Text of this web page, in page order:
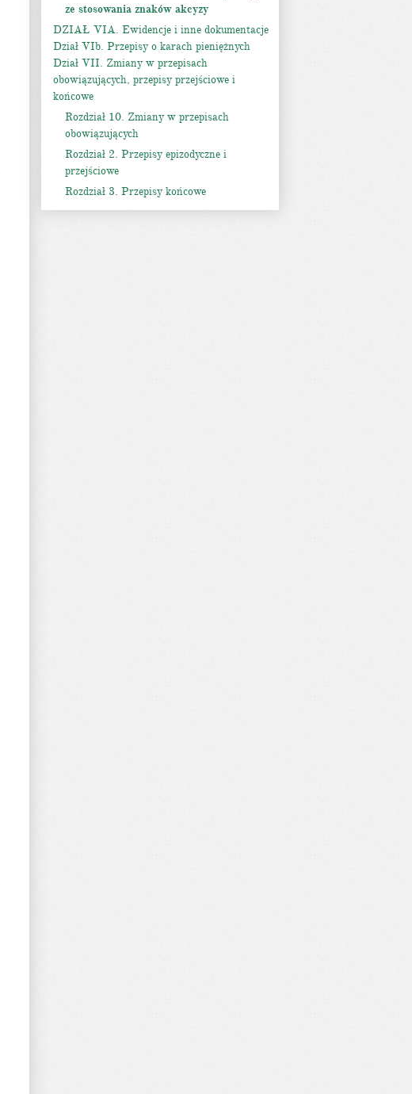
ze stosowania znaków akcyzy
DZIAŁ VIA. Ewidencje i inne dokumentacje
Dział VIb. Przepisy o karach pieniężnych
Dział VII. Zmiany w przepisach
obowiązujących, przepisy przejściowe i
końcowe
Rozdział 10. Zmiany w przepisach
obowiązujących
Rozdział 2. Przepisy epizodyczne i
przejściowe
Rozdział 3. Przepisy końcowe